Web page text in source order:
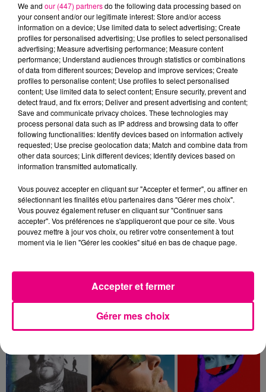
Cancer Lion Vierge
Balance Scorpion Sagittaire
LE TOP
1 2 3
We and our (447) partnersdo the following data processing based on
your consent and/or our legitimate interest: Store and/or access
information on a device; Use limited data to select advertising; Create
profiles for personalised advertising; Use profiles to select personalised
advertising; Measure advertising performance; Measure content
performance; Understand audiences through statistics or combinations
of data from different sources; Develop and improve services; Create
profiles to personalise content; Use profiles to select personalised
content; Use limited data to select content; Ensure security, prevent and
detect fraud, and fix errors; Deliver and present advertising and content;
Save and communicate privacy choices. These technologies may
process personal data such as IP address and browsing data to offer
following functionalities: Identify devices based on information actively
requested; Use precise geolocation data; Match and combine data from
other data sources; Link different devices; Identify devices based on
information transmitted automatically.
Vous pouvez accepter en cliquant sur "Accepter et fermer", ou affiner en
sélectionnant les finalités et/ou partenaires dans "Gérer mes choix".
Vous pouvez également refuser en cliquant sur "Continuer sans
accepter". Vos préférences ne s'appliqueront que pour ce site. Vous
pouvez mettre à jour vos choix, ou retirer votre consentement à tout
moment via le lien "Gérer les cookies" situé en bas de chaque page.
Gérer mes choix
Accepter et fermer